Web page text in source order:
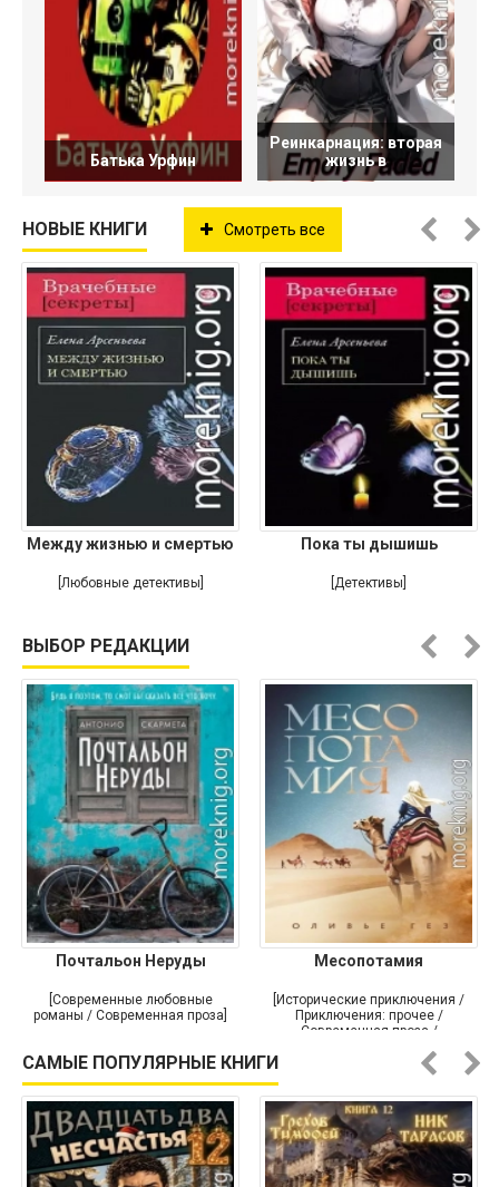
Батька Урфин
Реинкарнация: вторая
жизнь в
НОВЫЕ КНИГИ Смотреть все
Между жизнью и смертью
[Любовные детективы]
Пока ты дышишь
[Детективы]
ВЫБОР РЕДАКЦИИ
Почтальон Неруды
[Современные любовные
романы / Современная проза]
Месопотамия
[Исторические приключения /
Приключения: прочее /
Современная проза /
САМЫЕ ПОПУЛЯРНЫЕ КНИГИ